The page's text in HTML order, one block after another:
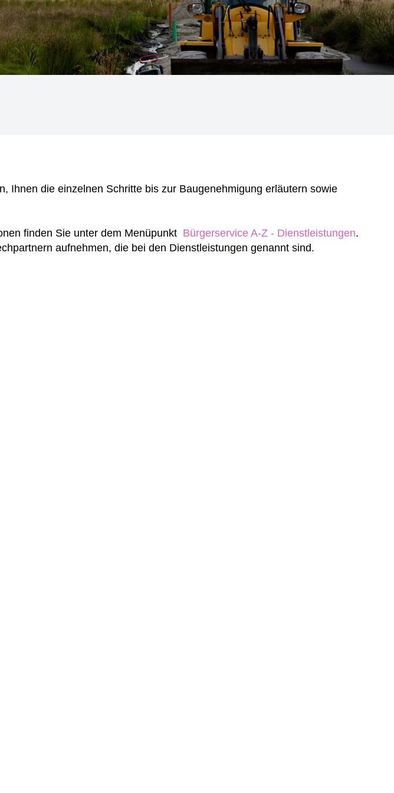
Ihnen die einzelnen Schritte bis zur Baugenehmigung erläutern sowie
finden Sie unter dem Menüpunkt Bürgerservice A-Z - Dienstleistungen.
aufnehmen, die bei den Dienstleistungen genannt sind.